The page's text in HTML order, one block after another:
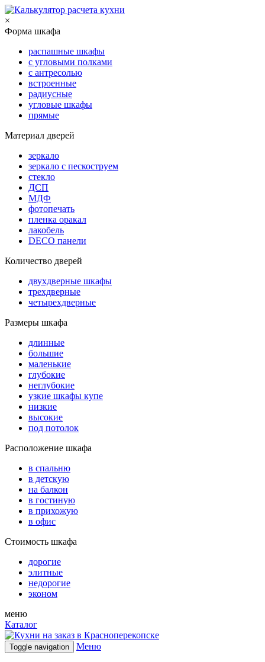
×
Форма шкафа
распашные шкафы
с угловыми полками
с антресолью
встроенные
радиусные
угловые шкафы
прямые
Материал дверей
зеркало
зеркало с пескоструем
стекло
ДСП
МДФ
фотопечать
пленка оракал
лакобель
DECO панели
Количество дверей
двухдверные шкафы
трехдверные
четырехдверные
Размеры шкафа
длинные
большие
маленькие
глубокие
неглубокие
узкие шкафы купе
низкие
высокие
под потолок
Расположение шкафа
в спальню
в детскую
на балкон
в гостиную
в прихожую
в офис
Стоимость шкафа
дорогие
элитные
недорогие
эконом
меню
Каталог
Toggle navigation Меню